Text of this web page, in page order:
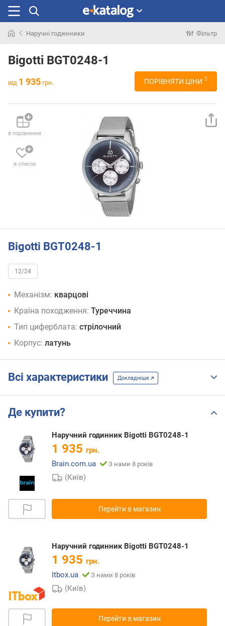
раніше
Наручні годинники Фільтр
Bigotti BGT0248-1
від 1 935 грн. ПОРІВНЯТИ ЦІНИ 5
в порівняння
в список
Bigotti BGT0248-1
12/24
Механізм: кварцові
Країна походження: Туреччина
Тип циферблата: стрілочний
Корпус: латунь
Всі характеристики Докладніше
Де купити?
Наручний годинник Bigotti BGT0248-1
1 935 грн.
Brain.com.ua
З нами 8 років
(Київ)
Перейти в магазин
Наручний годинник Bigotti BGT0248-1
1 935 грн.
Itbox.ua
З нами 8 років
(Київ)
Перейти в магазин